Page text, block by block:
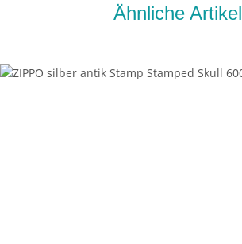
Ähnliche Artikel